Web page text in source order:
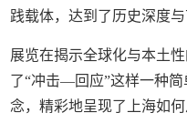
践载体，达到了历史深度
展览在揭示全球化与本土
了“冲击—回应”这样一种
念，精彩地呈现了上海如